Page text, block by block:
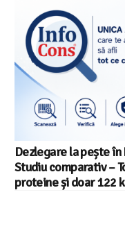
Dezlegare la pește
Studiu comparativ –
proteine și doar 122